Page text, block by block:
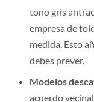
tono gris
empresa de
medida. Esto
debes prever.
Modelos
acuerdo